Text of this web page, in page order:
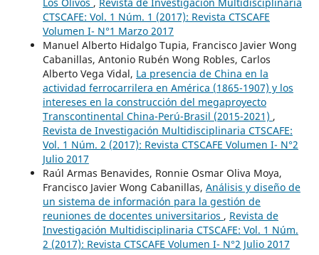
CTSCAFE: Vol. 1 Núm. 1 (2017): Revista CTSCAFE
Volumen I- N°1 Marzo 2017
Manuel Alberto Hidalgo Tupia, Francisco Javier Wong
Cabanillas, Antonio Rubén Wong Robles, Carlos
Alberto Vega Vidal, La presencia de China en la
actividad ferrocarrilera en América (1865-1907) y los
intereses en la construcción del megaproyecto
Transcontinental China-Perú-Brasil (2015-2021) ,
Revista de Investigación Multidisciplinaria CTSCAFE:
Vol. 1 Núm. 2 (2017): Revista CTSCAFE Volumen I- N°2
Julio 2017
Raúl Armas Benavides, Ronnie Osmar Oliva Moya,
Francisco Javier Wong Cabanillas, Análisis y diseño de
un sistema de información para la gestión de
reuniones de docentes universitarios , Revista de
Investigación Multidisciplinaria CTSCAFE: Vol. 1 Núm.
2 (2017): Revista CTSCAFE Volumen I- N°2 Julio 2017